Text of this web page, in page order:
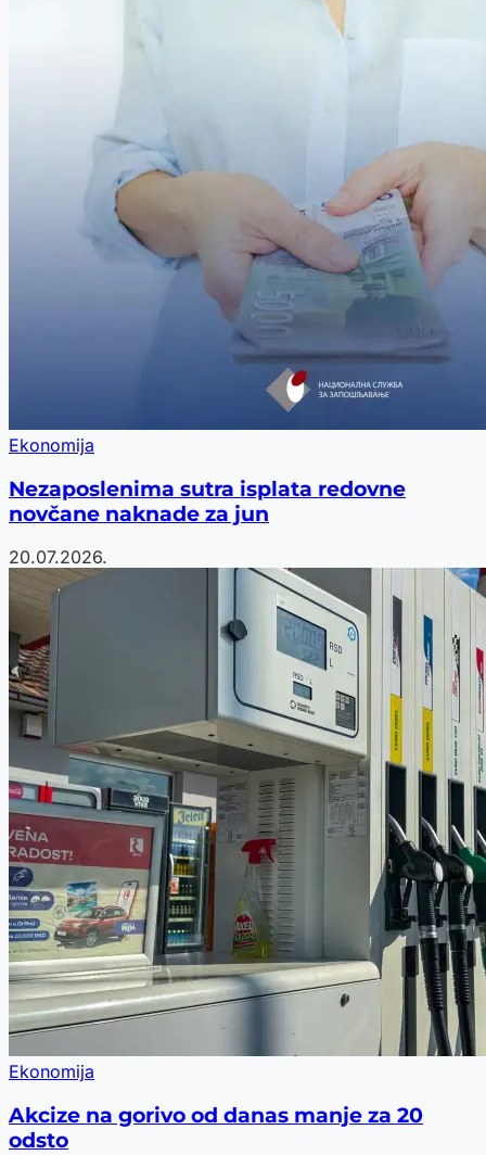
Ekonomija
Nezaposlenima sutra isplata redovne
novčane naknade za jun
20.07.2026.
Ekonomija
Akcize na gorivo od danas manje za 20
odsto